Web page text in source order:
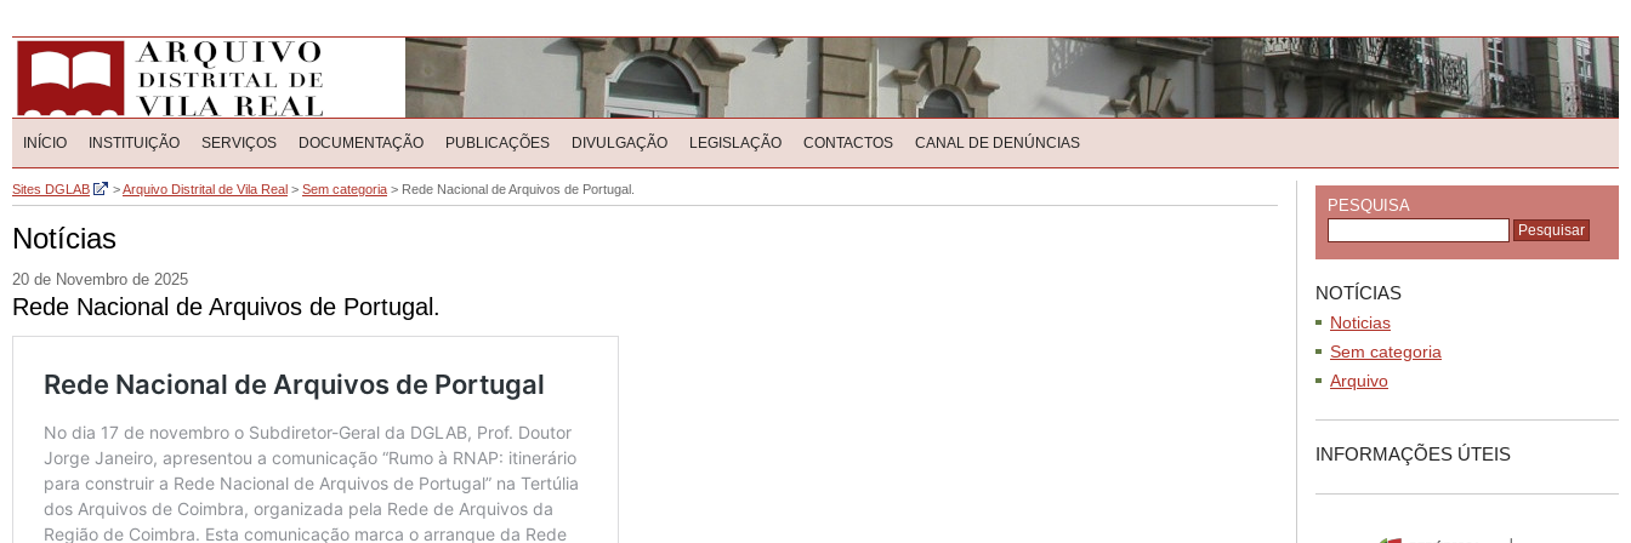
INÍCIO INSTITUIÇÃO SERVIÇOS DOCUMENTAÇÃO PUBLICAÇÕES DIVULGAÇÃO LEGISLAÇÃO CONTACTOS CANAL DE DENÚNCIAS
Sites DGLAB >Arquivo Distrital de Vila Real > Sem categoria > Rede Nacional de Arquivos de Portugal.
Notícias
20 de Novembro de 2025
Rede Nacional de Arquivos de Portugal.
PESQUISA
NOTÍCIAS
Noticias
Sem categoria
Arquivo
INFORMAÇÕES ÚTEIS